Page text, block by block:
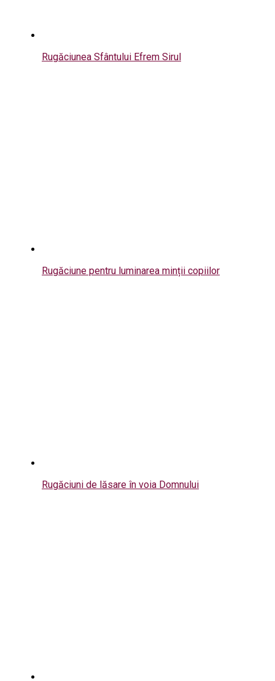
Rugăciunea Sfântului Efrem Sirul
Rugăciune pentru luminarea minții copiilor
Rugăciuni de lăsare în voia Domnului